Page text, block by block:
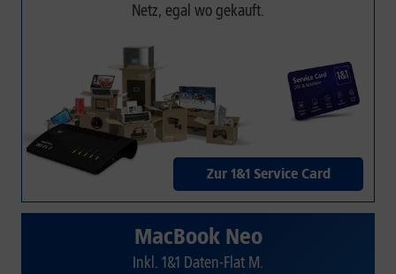
Netz, egal wo gekauft.
Zur 1&1 Service Card
MacBook Neo
Inkl. 1&1 Daten-Flat M.